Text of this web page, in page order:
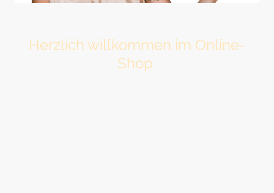
Herzlich willkommen im Online-
Shop